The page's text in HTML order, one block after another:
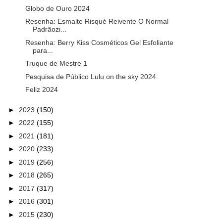
Globo de Ouro 2024
Resenha: Esmalte Risqué Reivente O Normal
Padrãozi...
Resenha: Berry Kiss Cosméticos Gel Esfoliante
para...
Truque de Mestre 1
Pesquisa de Público Lulu on the sky 2024
Feliz 2024
► 2023 (150)
► 2022 (155)
► 2021 (181)
► 2020 (233)
► 2019 (256)
► 2018 (265)
► 2017 (317)
► 2016 (301)
► 2015 (230)